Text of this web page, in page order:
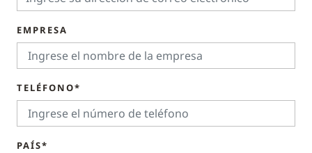
EMPRESA
TELÉFONO*
PAÍS*